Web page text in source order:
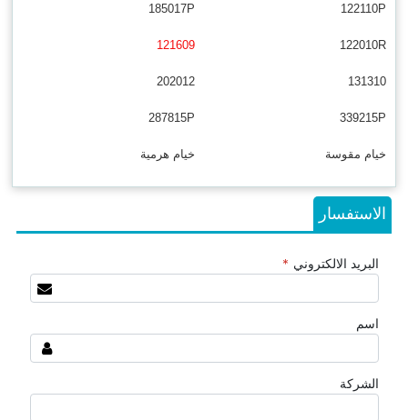
122110P
185017P
122010R
121609
131310
202012
339215P
287815P
خيام مقوسة خيام هرمية
الاستفسار